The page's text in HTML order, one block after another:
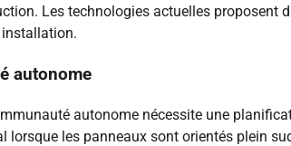
Les technologies actuelles
autonome
autonome nécessite une
les panneaux sont orientés plein